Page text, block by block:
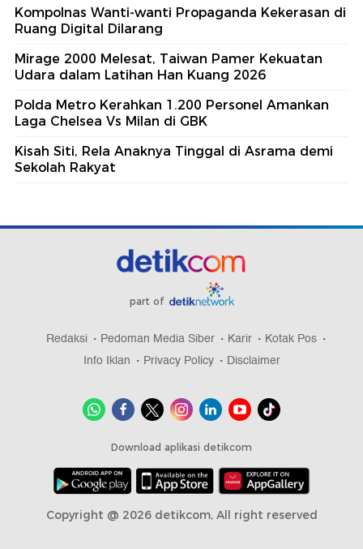
Kompolnas Wanti-wanti Propaganda Kekerasan di
Ruang Digital Dilarang
Mirage 2000 Melesat, Taiwan Pamer Kekuatan
Udara dalam Latihan Han Kuang 2026
Polda Metro Kerahkan 1.200 Personel Amankan
Laga Chelsea Vs Milan di GBK
Kisah Siti, Rela Anaknya Tinggal di Asrama demi
Sekolah Rakyat
part of
Redaksi Pedoman Media Siber Karir
Kotak Pos
Info Iklan
Privacy Policy Disclaimer
Download aplikasi detikcom
Copyright @ 2026 detikcom, All right reserved